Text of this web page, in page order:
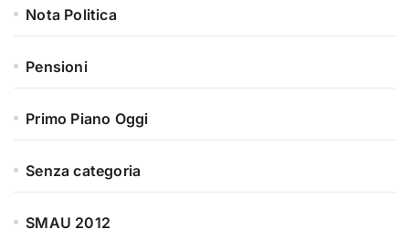
Nota Politica
Pensioni
Primo Piano Oggi
Senza categoria
SMAU 2012